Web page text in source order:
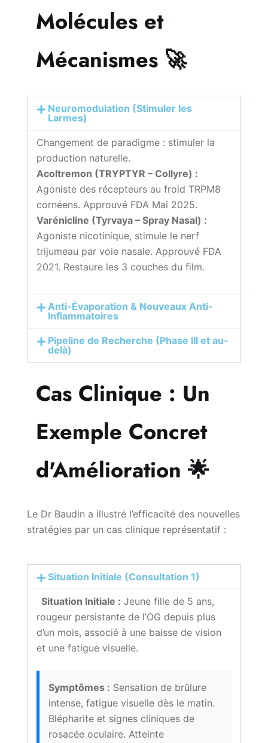
Molécules et
Mécanismes 🚀
Neuromodulation (Stimuler les
Larmes)
Changement de paradigme : stimuler la
production naturelle.
Acoltremon (TRYPTYR – Collyre) :
Agoniste des récepteurs au froid TRPM8
cornéens. Approuvé FDA Mai 2025.
Varénicline (Tyrvaya – Spray Nasal) :
Agoniste nicotinique, stimule le nerf
trijumeau par voie nasale. Approuvé FDA
2021. Restaure les 3 couches du film.
Anti-Évaporation & Nouveaux Anti-
Inflammatoires
Pipeline de Recherche (Phase III et au-
delà)
Cas Clinique : Un
Exemple Concret
d'Amélioration 🌟
Le Dr Baudin a illustré l’efficacité des nouvelles
stratégies par un cas clinique représentatif :
Situation Initiale (Consultation 1)
Situation Initiale : Jeune fille de 5 ans,
rougeur persistante de l’OG depuis plus
d’un mois, associé à une baisse de vision
et une fatigue visuelle.
Symptômes : Sensation de brûlure
intense, fatigue visuelle dès le matin.
Blépharite et signes cliniques de
rosacée oculaire. Atteinte